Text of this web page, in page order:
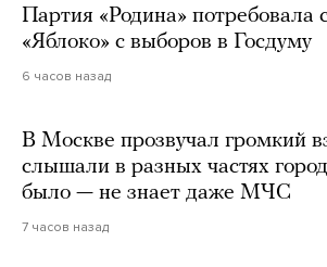
Партия «Родина» потребовала
«Яблоко» с выборов в Госдуму
6 часов назад
В Москве прозвучал громкий
слышали в разных частях
было — не знает даже МЧС
7 часов назад